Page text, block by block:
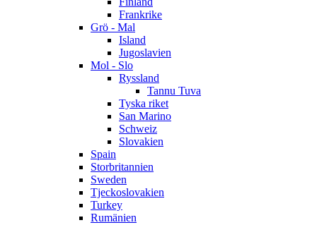
Frankrike
Grö - Mal
Island
Jugoslavien
Mol - Slo
Ryssland
Tannu Tuva
Tyska riket
San Marino
Schweiz
Slovakien
Spain
Storbritannien
Sweden
Tjeckoslovakien
Turkey
Rumänien